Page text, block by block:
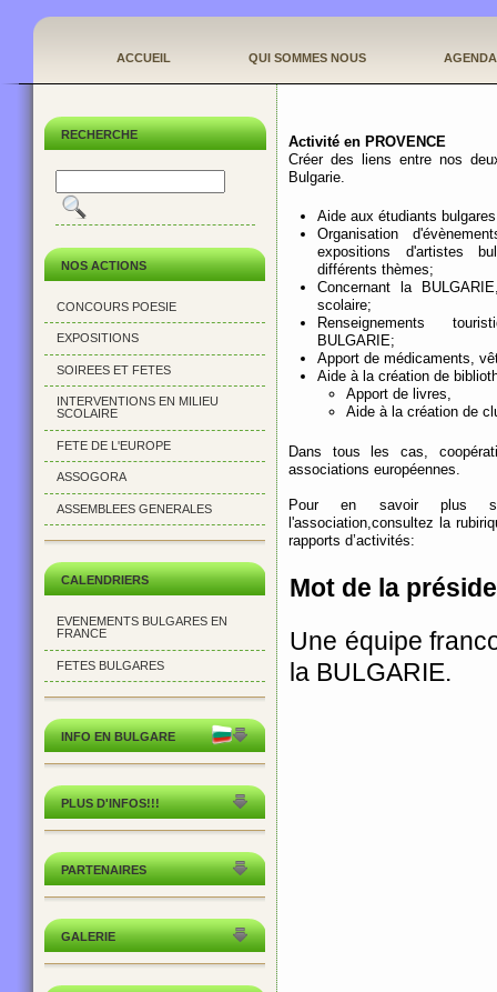
Activité en PROVENCE
Créer des liens entre nos
Bulgarie.
Aide aux étudiants
Organisation
expositions d'artistes
différents thèmes;
Concernant la
scolaire;
Renseignements
BULGARIE;
Apport de médicaments,
Aide à la création de
Apport de livres,
Aide à la création de
Dans tous les cas,
associations européennes.
Pour en savoir plus
l'association,consultez la
rapports d’activités:
Mot de la
Une équipe
la BULGARIE.
ACCUEIL QUI SOMMES NOUS AGENDA
RECHERCHE
NOS ACTIONS
CONCOURS POESIE
EXPOSITIONS
SOIREES ET FETES
INTERVENTIONS EN MILIEU
SCOLAIRE
FETE DE L'EUROPE
ASSOGORA
ASSEMBLEES GENERALES
CALENDRIERS
EVENEMENTS BULGARES EN
FRANCE
FETES BULGARES
INFO EN BULGARE
PLUS D'INFOS!!!
PARTENAIRES
GALERIE